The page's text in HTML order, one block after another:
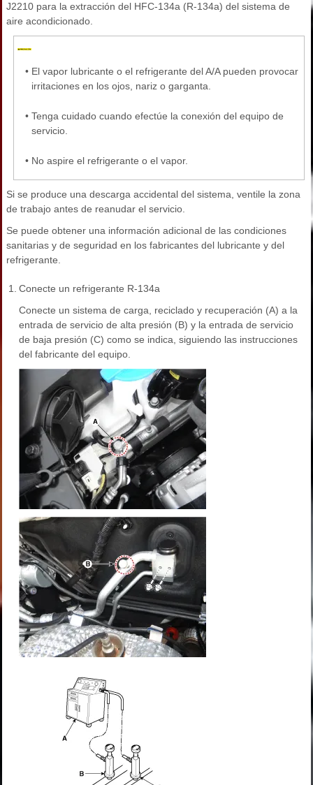
J2210 para la extracción del HFC-134a (R-134a) del sistema de
aire acondicionado.
• El vapor lubricante o el refrigerante del A/A pueden provocar
irritaciones en los ojos, nariz o garganta.
• Tenga cuidado cuando efectúe la conexión del equipo de
servicio.
• No aspire el refrigerante o el vapor.
Si se produce una descarga accidental del sistema, ventile la zona
de trabajo antes de reanudar el servicio.
Se puede obtener una información adicional de las condiciones
sanitarias y de seguridad en los fabricantes del lubricante y del
refrigerante.
1.
Conecte un refrigerante R-134a
Conecte un sistema de carga, reciclado y recuperación (A) a la
entrada de servicio de alta presión (B) y la entrada de servicio
de baja presión (C) como se indica, siguiendo las instrucciones
del fabricante del equipo.